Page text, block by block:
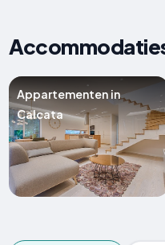
Appartementen in
Calcata